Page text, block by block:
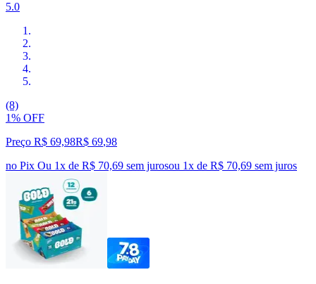
5.0
(8)
1% OFF
Preço R$ 69,98R$ 69,98
no Pix Ou 1x de R$ 70,69 sem jurosou 1x de R$ 70,69 sem juros